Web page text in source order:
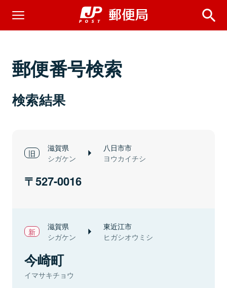
郵便番号検索
検索結果
滋賀県
シガケン
八日市市
ヨウカイチシ
527-0016
滋賀県
シガケン
東近江市
ヒガシオウミシ
今崎町
イマサキチョウ